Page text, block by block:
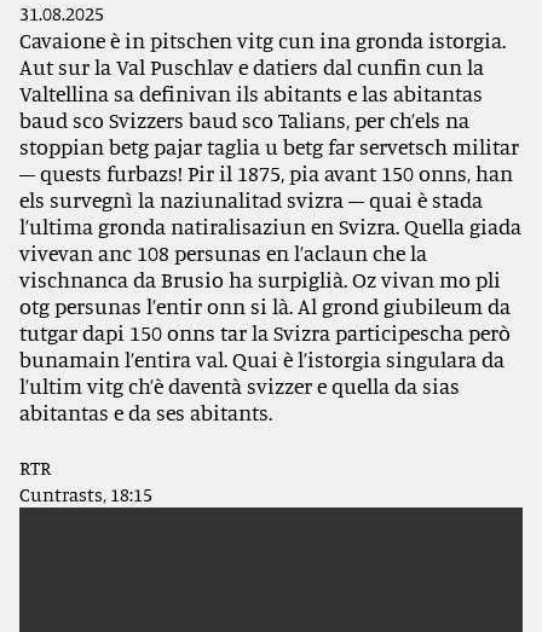
31.08.2025
Cavaione è in pitschen vitg cun ina gronda istorgia.
Aut sur la Val Puschlav e datiers dal cunfin cun la
Valtellina sa definivan ils abitants e las abitantas
baud sco Svizzers baud sco Talians, per ch’els na
stoppian betg pajar taglia u betg far servetsch militar
– quests furbazs! Pir il 1875, pia avant 150 onns, han
els survegnì la naziunalitad svizra – quai è stada
l’ultima gronda natiralisaziun en Svizra. Quella giada
vivevan anc 108 persunas en l’aclaun che la
vischnanca da Brusio ha surpiglià. Oz vivan mo pli
otg persunas l’entir onn si là. Al grond giubileum da
tutgar dapi 150 onns tar la Svizra participescha però
bunamain l’entira val. Quai è l’istorgia singulara da
l’ultim vitg ch’è daventà svizzer e quella da sias
abitantas e da ses abitants.
RTR
Cuntrasts, 18:15